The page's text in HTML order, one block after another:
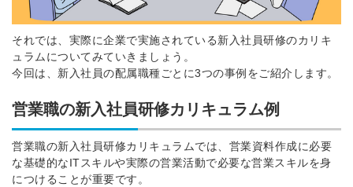
それでは、実際に企業で実施されている新入社員研修のカリキ
ュラムについてみていきましょう。
今回は、新入社員の配属職種ごとに3つの事例をご紹介します。
営業職の新入社員研修カリキュラム例
営業職の新入社員研修カリキュラムでは、営業資料作成に必要
な基礎的なITスキルや実際の営業活動で必要な営業スキルを身
につけることが重要です。